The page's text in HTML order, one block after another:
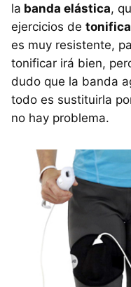
la banda elástica,
ejercicios de
es muy resistente,
tonificar irá bien,
dudo que la banda
todo es sustituirla
no hay problema.